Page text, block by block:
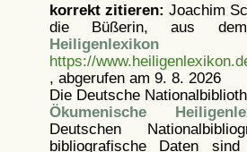
korrekt zitieren: Joachim
die Büßerin, aus
Heiligenlexikon
https://
, abgerufen am 9. 8. 2026
Die Deutsche
Ökumenische
Deutschen
bibliografische Daten